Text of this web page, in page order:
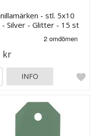
- stl. 5x10
- Silver - Glitter - 15 st
kr
INFO